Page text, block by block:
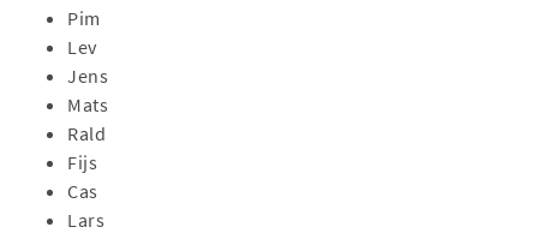
Pim
Lev
Jens
Mats
Rald
Fijs
Cas
Lars